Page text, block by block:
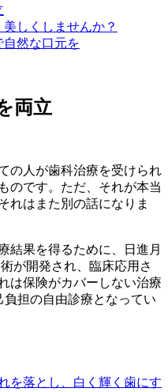
しくしませんか？
然な口元を
両立
の人が歯科治療を受けられ
のです。ただ、それが本当
れはまた別の話になりま
結果を得るために、日進月
が開発され、臨床応用さ
は保険がカバーしない治療
負担の自由診療となってい
を落とし、白く輝く歯にす